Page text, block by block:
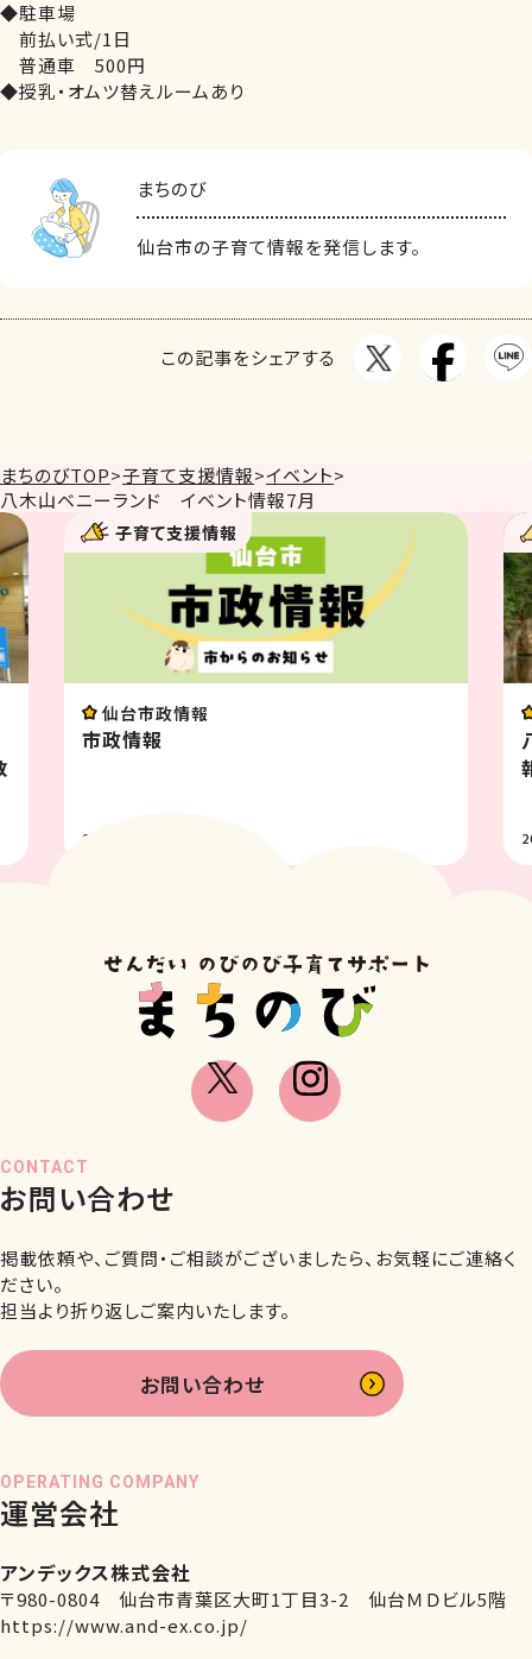
◆駐車場
前払い式/1日
普通車 500円
◆授乳・オムツ替えルームあり
まちのび
仙台市の子育て情報を発信します。
この記事をシェアする
まちのびTOP>子育て支援情報>イベント>
八木山ベニーランド イベント情報7月
報 子育て支援情報
八木山動物公園フジサ
OPERATING COMPANY
運営会社
アンデックス株式会社
〒980-0804 仙台市青葉区大町1丁目3-2 仙台ＭＤビル5階
https://www.and-ex.co.jp/
CONTACT
お問い合わせ
掲載依頼や、ご質問・ご相談がございましたら、お気軽にご連絡く
ださい。
担当より折り返しご案内いたします。
お問い合わせ